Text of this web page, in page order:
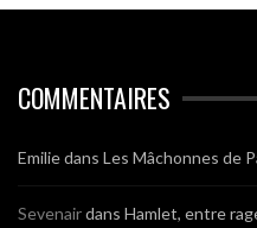
COMMENTAIRES
Emiliedans Les Mâchonnes de
Sevenairdans Hamlet, entre